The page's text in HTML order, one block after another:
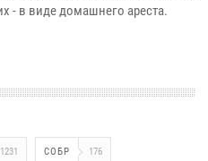
- в виде домашнего ареста.
1231 СОБР 176